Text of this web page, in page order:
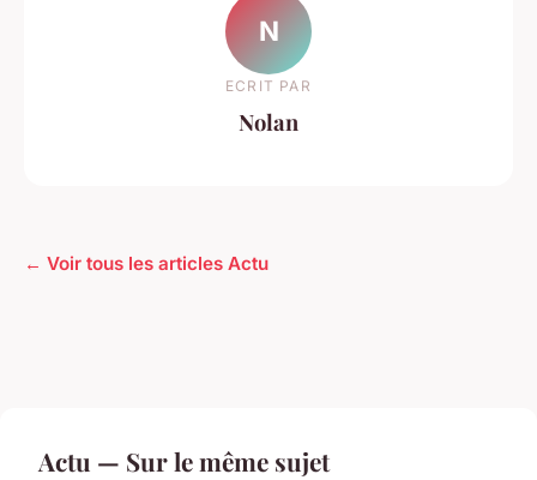
N
ECRIT PAR
Nolan
← Voir tous les articles Actu
Actu — Sur le même sujet